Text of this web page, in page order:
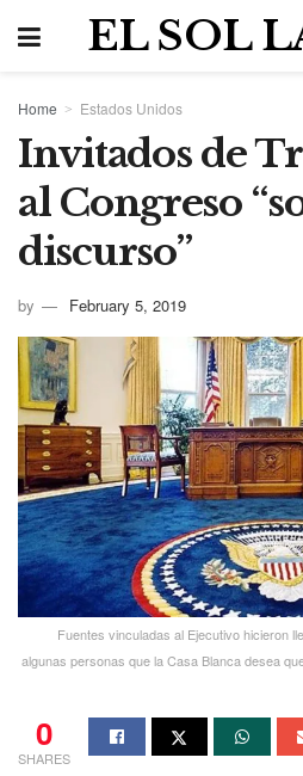
EL SOL
Home Estados Unidos
Invitados de
al Congreso
discurso”
by February 5, 2019
Fuentes vinculadas al Ejecutivo hicieron
algunas personas que la Casa Blanca desea
0
SHARES